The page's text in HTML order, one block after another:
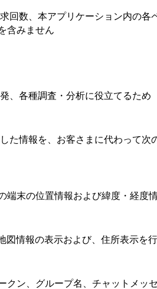
回数、本アプリケーション内の各
含みません
、各種調査・分析に役立てるため
た情報を、お客さまに代わって次
端末の位置情報および緯度・経度
図情報の表示および、住所表示を
ン、グループ名、チャットメッセ